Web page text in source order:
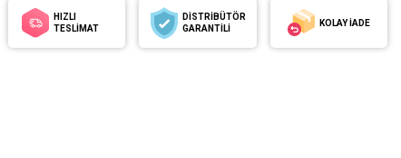
HIZLI
TESLİMAT
DİSTRİBÜTÖR
GARANTİLİ
KOLAY İADE